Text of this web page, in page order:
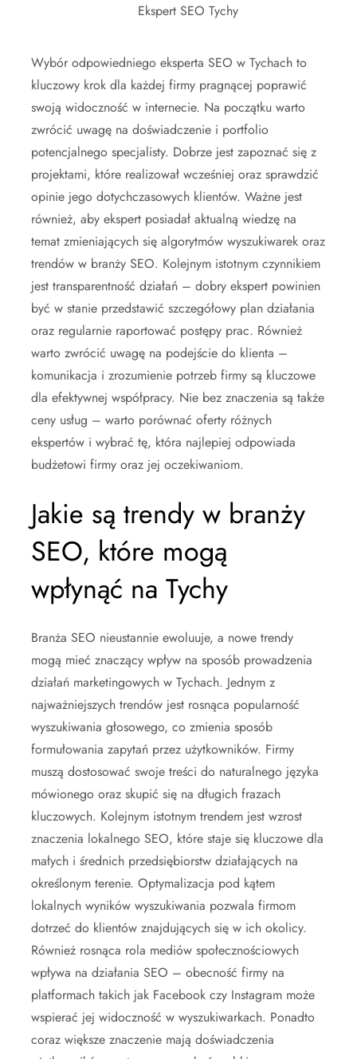
Ekspert SEO Tychy
Wybór odpowiedniego eksperta SEO w Tychach to
kluczowy krok dla każdej firmy pragnącej poprawić
swoją widoczność w internecie. Na początku warto
zwrócić uwagę na doświadczenie i portfolio
potencjalnego specjalisty. Dobrze jest zapoznać się z
projektami, które realizował wcześniej oraz sprawdzić
opinie jego dotychczasowych klientów. Ważne jest
również, aby ekspert posiadał aktualną wiedzę na
temat zmieniających się algorytmów wyszukiwarek oraz
trendów w branży SEO. Kolejnym istotnym czynnikiem
jest transparentność działań – dobry ekspert powinien
być w stanie przedstawić szczegółowy plan działania
oraz regularnie raportować postępy prac. Również
warto zwrócić uwagę na podejście do klienta –
komunikacja i zrozumienie potrzeb firmy są kluczowe
dla efektywnej współpracy. Nie bez znaczenia są także
ceny usług – warto porównać oferty różnych
ekspertów i wybrać tę, która najlepiej odpowiada
budżetowi firmy oraz jej oczekiwaniom.
Jakie są trendy w branży
SEO, które mogą
wpłynąć na Tychy
Branża SEO nieustannie ewoluuje, a nowe trendy
mogą mieć znaczący wpływ na sposób prowadzenia
działań marketingowych w Tychach. Jednym z
najważniejszych trendów jest rosnąca popularność
wyszukiwania głosowego, co zmienia sposób
formułowania zapytań przez użytkowników. Firmy
muszą dostosować swoje treści do naturalnego języka
mówionego oraz skupić się na długich frazach
kluczowych. Kolejnym istotnym trendem jest wzrost
znaczenia lokalnego SEO, które staje się kluczowe dla
małych i średnich przedsiębiorstw działających na
określonym terenie. Optymalizacja pod kątem
lokalnych wyników wyszukiwania pozwala firmom
dotrzeć do klientów znajdujących się w ich okolicy.
Również rosnąca rola mediów społecznościowych
wpływa na działania SEO – obecność firmy na
platformach takich jak Facebook czy Instagram może
wspierać jej widoczność w wyszukiwarkach. Ponadto
coraz większe znaczenie mają doświadczenia